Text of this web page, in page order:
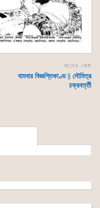
আগের পোষ্ট
বামবার বিজ্ঞপ্তিকাণ্ড || সৌমিত্র
চক্রবর্ত্তী